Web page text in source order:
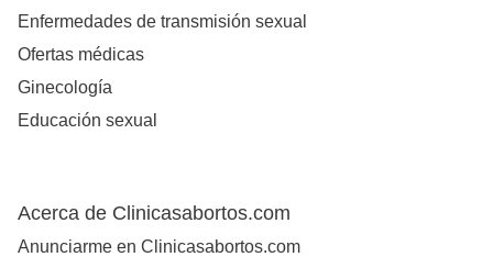
Enfermedades de transmisión sexual
Ofertas médicas
Ginecología
Educación sexual
Acerca de Clinicasabortos.com
Anunciarme en Clinicasabortos.com